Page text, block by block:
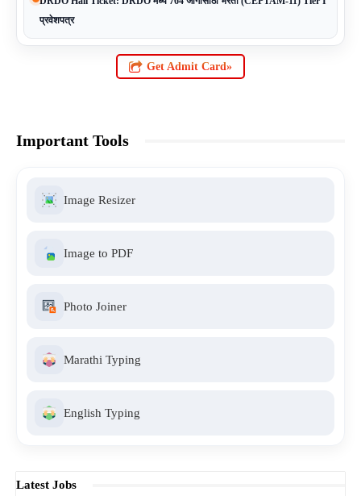
प्रवेशपत्र
Get Admit Card»
Important Tools
Image Resizer
Image to PDF
Photo Joiner
Marathi Typing
English Typing
Latest Jobs